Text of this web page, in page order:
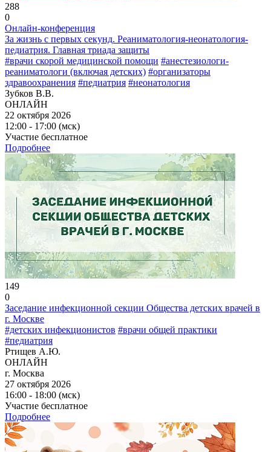
288
0
Онлайн-конференция
За жизнь с первых секунд. Реаниматология-неонатология-
педиатрия. Главная триада защиты
#врачи скорой медицинской помощи #анестезиологи-
реаниматологи (включая детских) #организаторы
здравоохранения #педиатрия #неонатология
Зубков В.В.
ОНЛАЙН
22 октября 2026
12:00 - 17:00 (мск)
Участие бесплатное
Подробнее
149
0
Заседание инфекционной секции Общества детских врачей в
г. Москве
#детских инфекционистов #врачи общей практики
#педиатрия
Ртищев А.Ю.
ОНЛАЙН
г. Москва
27 октября 2026
16:00 - 18:00 (мск)
Участие бесплатное
Подробнее